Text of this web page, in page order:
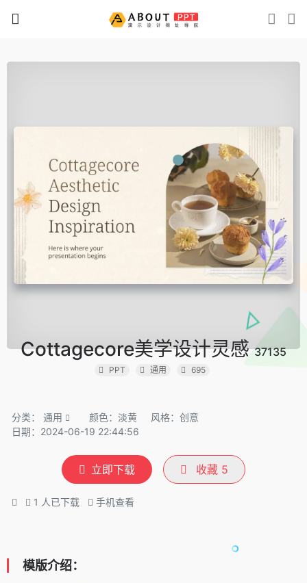
Cottagecore美学设计灵感37135
PPT 通用 695
分类： 通用 颜色：淡黄
风格：创意
日期：2024-06-19 22:44:56
立即下载 收藏 5
1 人已下载 手机查看
模版介绍：